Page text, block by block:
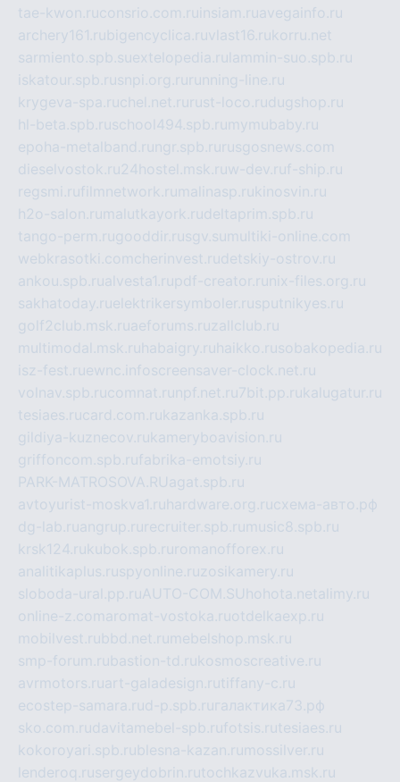
tae-kwon.ruconsrio.com.ru insiam.ruavegainfo.ru
archery161.rubigencyclica.ruvlast16.rukorru.net
sarmiento.spb.suextelopedia.ru lammin-suo.spb.ru
iskatour.spb.rusnpi.org.ru running-line.ru
krygeva-spa.ruchel.net.ru rust-loco.rudugshop.ru
hl-beta.spb.ruschool494.spb.ru mymubaby.ru
epoha-metalband.ru ngr.spb.ru rusgosnews.com
dieselvostok.ru24hostel.msk.ruw-dev.ruf-ship.ru
regsmi.rufilmnetwork.ru malinasp.rukinosvin.ru
h2o-salon.ru malutkayork.rudeltaprim.spb.ru
tango-perm.rugooddir.rusgv.su multiki-online.com
webkrasotki.comcherinvest.rudetskiy-ostrov.ru
ankou.spb.rualvesta1.rupdf-creator.ru nix-files.org.ru
sakhatoday.ruelektrikersymboler.rusputnikyes.ru
golf2club.msk.ruaeforums.ruzallclub.ru
multimodal.msk.ru habaigry.ru haikko.rusobakopedia.ru
isz-fest.ruewnc.infoscreensaver-clock.net.ru
volnav.spb.rucomnat.ru npf.net.ru7bit.pp.rukalugatur.ru
tesiaes.rucard.com.rukazanka.spb.ru
gildiya-kuznecov.rukameryboavision.ru
griffoncom.spb.rufabrika-emotsiy.ru
PARK-MATROSOVA.RUagat.spb.ru
avtoyurist-moskva1.ru hardware.org.ruсхема-авто.рф
dg-lab.ruangrup.ru recruiter.spb.ru music8.spb.ru
krsk124.rukubok.spb.ru romanofforex.ru
analitikaplus.ruspyonline.ruzosikamery.ru
sloboda-ural.pp.ruAUTO-COM.SU hohota.netalimy.ru
online-z.comaromat-vostoka.ruotdelkaexp.ru
mobilvest.rubbd.net.ru mebelshop.msk.ru
smp-forum.rubastion-td.rukosmoscreative.ru
avrmotors.ruart-galadesign.rutiffany-c.ru
ecostep-samara.rud-p.spb.ru галактика73.рф
sko.com.rudavitamebel-spb.rufotsis.rutesiaes.ru
kokoroyari.spb.rublesna-kazan.ru mossilver.ru
lenderoq.rusergeydobrin.rutochkazvuka.msk.ru